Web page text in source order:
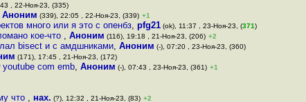
, 22-Ноя-23, (335)
Аноним (339), 22:05 , 22-Ноя-23, (339) +1
много или я это с опенбз, pfg21 (ok), 11:37 , 23-Ноя-23, (371)
кое-что , Аноним (116), 19:18 , 21-Ноя-23, (206) +2
bisect и с амдшниками, Аноним (-), 07:20 , 23-Ноя-23, (360)
(171), 17:45 , 21-Ноя-23, (172)
com emb, Аноним (-), 07:43 , 23-Ноя-23, (361) +1
что , нах. (?), 12:32 , 21-Ноя-23, (83) +2